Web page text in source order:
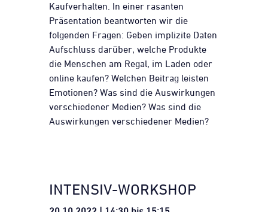
Kaufverhalten. In einer rasanten
Präsentation beantworten wir die
folgenden Fragen: Geben implizite Daten
Aufschluss darüber, welche Produkte
die Menschen am Regal, im Laden oder
online kaufen? Welchen Beitrag leisten
Emotionen? Was sind die Auswirkungen
verschiedener Medien? Was sind die
Auswirkungen verschiedener Medien?
INTENSIV-WORKSHOP